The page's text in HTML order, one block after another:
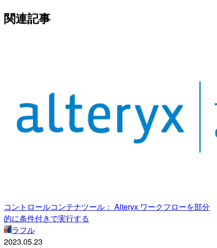
関連記事
コントロールコンテナツール： Alteryx ワークフローを部分
的に条件付きで実行する
ラフル
2023.05.23